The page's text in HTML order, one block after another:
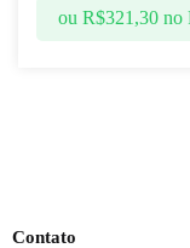
ou R$321,30 no
Contato